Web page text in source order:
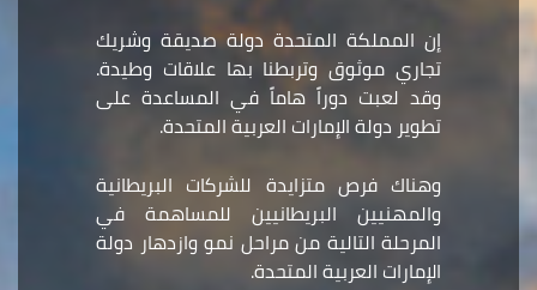
إن المملكة المتحدة دولة صديقة وشريك
تجاري موثوق وتربطنا بها علاقات وطيدة.
وقد لعبت دوراً هاماً في المساعدة على
تطوير دولة الإمارات العربية المتحدة.
وهناك فرص متزايدة للشركات البريطانية
والمهنيين البريطانيين للمساهمة في
المرحلة التالية من مراحل نمو وازدهار دولة
الإمارات العربية المتحدة.